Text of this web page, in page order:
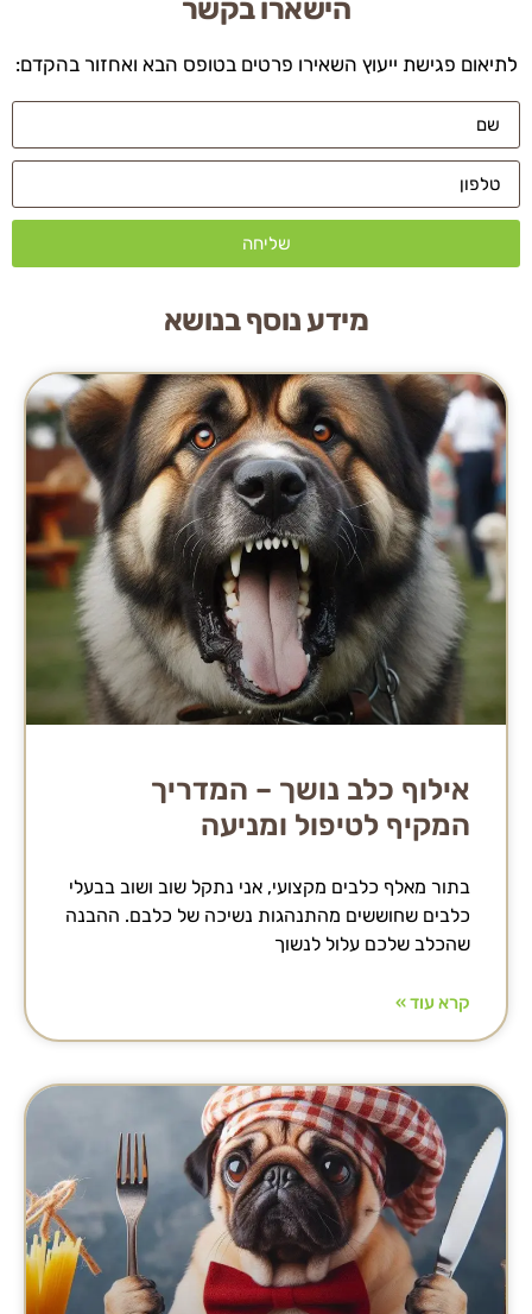
הישארו בקשר
לתיאום פגישת ייעוץ השאירו פרטים בטופס הבא ואחזור בהקדם:
שליחה
מידע נוסף בנושא
אילוף כלב נושך – המדריך
המקיף לטיפול ומניעה
בתור מאלף כלבים מקצועי, אני נתקל שוב ושוב בבעלי
כלבים שחוששים מהתנהגות נשיכה של כלבם. ההבנה
שהכלב שלכם עלול לנשוך
קרא עוד »